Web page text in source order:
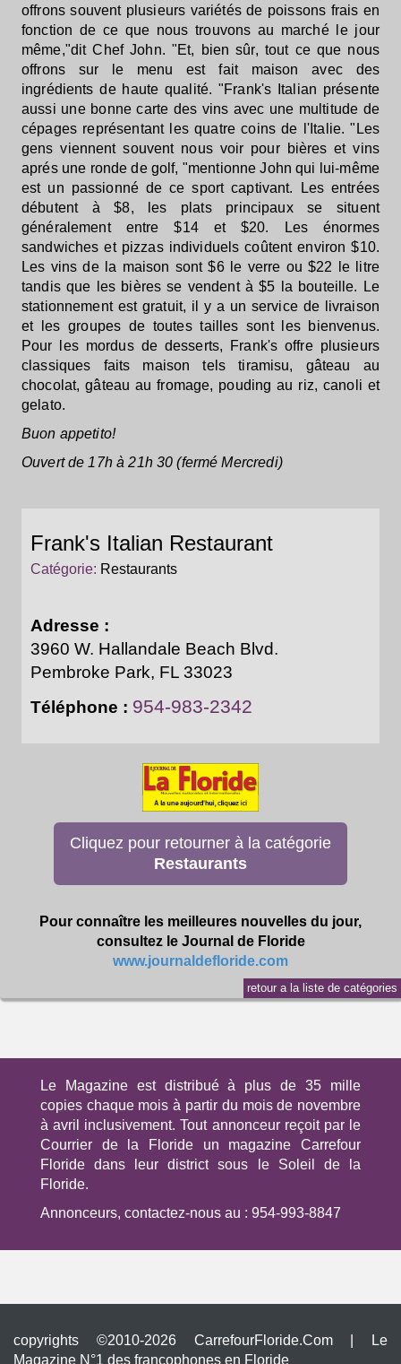
offrons souvent plusieurs variétés de poissons frais en
fonction de ce que nous trouvons au marché le jour
même,"dit Chef John. "Et, bien sûr, tout ce que nous
offrons sur le menu est fait maison avec des
ingrédients de haute qualité. "Frank's Italian présente
aussi une bonne carte des vins avec une multitude de
cépages représentant les quatre coins de l'Italie. "Les
gens viennent souvent nous voir pour bières et vins
aprés une ronde de golf, "mentionne John qui lui-même
est un passionné de ce sport captivant. Les entrées
débutent à $8, les plats principaux se situent
généralement entre $14 et $20. Les énormes
sandwiches et pizzas individuels coûtent environ $10.
Les vins de la maison sont $6 le verre ou $22 le litre
tandis que les bières se vendent à $5 la bouteille. Le
stationnement est gratuit, il y a un service de livraison
et les groupes de toutes tailles sont les bienvenus.
Pour les mordus de desserts, Frank's offre plusieurs
classiques faits maison tels tiramisu, gâteau au
chocolat, gâteau au fromage, pouding au riz, canoli et
gelato.
Buon appetito!
Ouvert de 17h à 21h 30 (fermé Mercredi)
Frank's Italian Restaurant
Catégorie: Restaurants
Adresse :
3960 W. Hallandale Beach Blvd.
Pembroke Park, FL 33023
Téléphone : 954-983-2342
Cliquez pour retourner à la catégorie
Restaurants
Pour connaître les meilleures nouvelles du jour,
consultez le Journal de Floride
www.journaldefloride.com
retour a la liste de catégories
Le Magazine est distribué à plus de 35 mille
copies chaque mois à partir du mois de novembre
à avril inclusivement. Tout annonceur reçoit par le
Courrier de la Floride un magazine Carrefour
Floride dans leur district sous le Soleil de la
Floride.
Annonceurs, contactez-nous au : 954-993-8847
copyrights ©2010-2026 CarrefourFloride.Com | Le
Magazine N°1 des francophones en Floride